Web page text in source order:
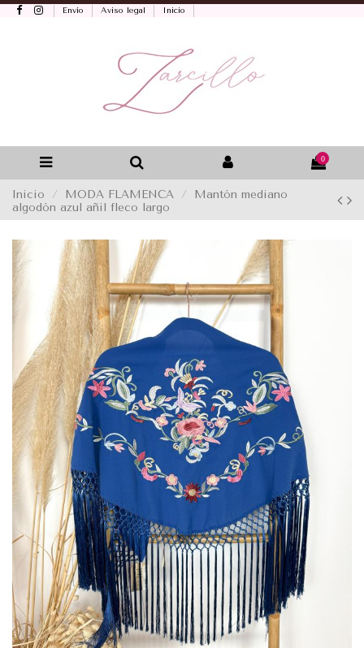
Envío Aviso legal Inicio
0
Inicio MODA FLAMENCA
Mantón mediano
algodón azul añil fleco largo